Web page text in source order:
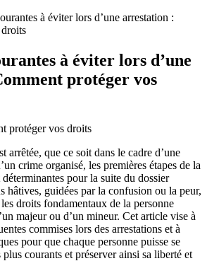
à éviter lors d’une arrestation :
à éviter lors d’une
protéger vos
arrêtée, que ce soit dans le cadre d’une
crime organisé, les premières étapes de la
pour la suite du dossier
hâtives, guidées par la confusion ou la peur,
droits fondamentaux de la personne
majeur ou d’un mineur. Cet article vise à
commises lors des arrestations et à
pour que chaque personne puisse se
courants et préserver ainsi sa liberté et